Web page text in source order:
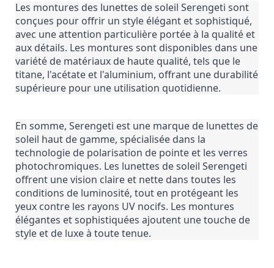
Les montures des lunettes de soleil Serengeti sont
conçues pour offrir un style élégant et sophistiqué,
avec une attention particulière portée à la qualité et
aux détails. Les montures sont disponibles dans une
variété de matériaux de haute qualité, tels que le
titane, l'acétate et l'aluminium, offrant une durabilité
supérieure pour une utilisation quotidienne.
En somme, Serengeti est une marque de lunettes de
soleil haut de gamme, spécialisée dans la
technologie de polarisation de pointe et les verres
photochromiques. Les lunettes de soleil Serengeti
offrent une vision claire et nette dans toutes les
conditions de luminosité, tout en protégeant les
yeux contre les rayons UV nocifs. Les montures
élégantes et sophistiquées ajoutent une touche de
style et de luxe à toute tenue.